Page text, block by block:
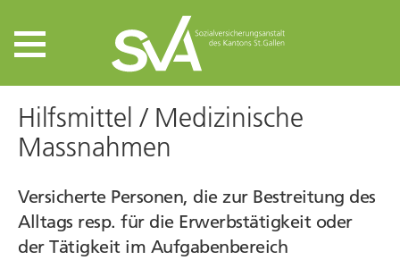
Hilfsmittel / Medizinische
Massnahmen
Versicherte Personen, die zur Bestreitung des
Alltags resp. für die Erwerbs­tätigkeit oder
der Tätigkeit im Aufgaben­bereich